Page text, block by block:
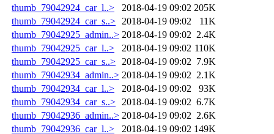
thumb_79042924_car_l..>
2018-04-19 09:02 205K
thumb_79042924_car_s..>
2018-04-19 09:02
11K
thumb_79042925_admin..> 2018-04-19 09:02 2.4K
thumb_79042925_car_l..>
2018-04-19 09:02 110K
thumb_79042925_car_s..>
2018-04-19 09:02 7.9K
thumb_79042934_admin..> 2018-04-19 09:02 2.1K
thumb_79042934_car_l..>
2018-04-19 09:02
93K
thumb_79042934_car_s..>
2018-04-19 09:02 6.7K
thumb_79042936_admin..> 2018-04-19 09:02 2.6K
thumb_79042936_car_l..>
2018-04-19 09:02 149K